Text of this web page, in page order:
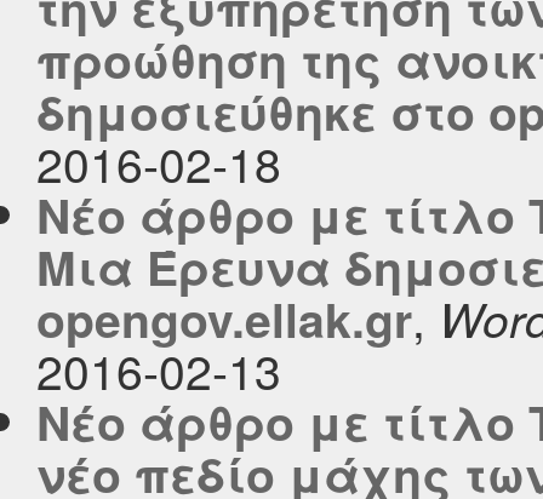
προώθηση της
δημοσιεύθηκε στο
2016-02-18
Νέο άρθρο με τίτλο
Μια Έρευνα
opengov.ellak.gr,
2016-02-13
Νέο άρθρο με
νέο πεδίο μάχης